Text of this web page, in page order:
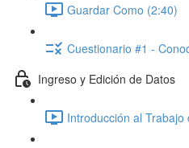
Guardar Como (2:40)
Cuestionario #1 -
Ingreso y Edición de Datos
Introducción al Trabajo